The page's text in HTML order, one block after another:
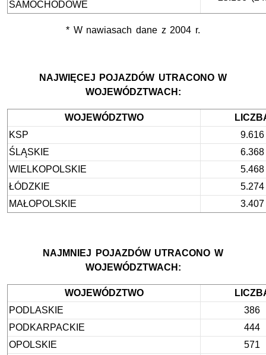
SAMOCHODOWE
* W nawiasach dane z 2004 r.
NAJWIĘCEJ POJAZDÓW UTRACONO W
WOJEWÓDZTWACH:
WOJEWÓDZTWO
KSP
9.616
ŚLĄSKIE
6.368
WIELKOPOLSKIE
5.468
ŁÓDZKIE
5.274
MAŁOPOLSKIE
3.407
NAJMNIEJ POJAZDÓW UTRACONO W
WOJEWÓDZTWACH:
WOJEWÓDZTWO
PODLASKIE
386
PODKARPACKIE
444
OPOLSKIE
571